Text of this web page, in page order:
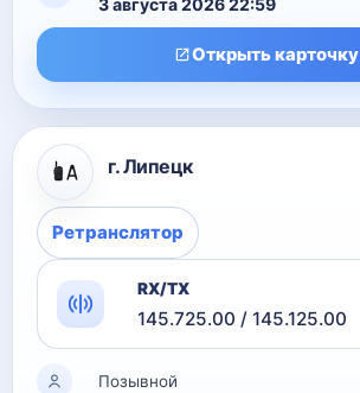
3 августа 2026 22:59
Открыть карточку
г. Липецк
Ретранслятор
RX/TX
145.725.00 / 145.125.00
Позывной